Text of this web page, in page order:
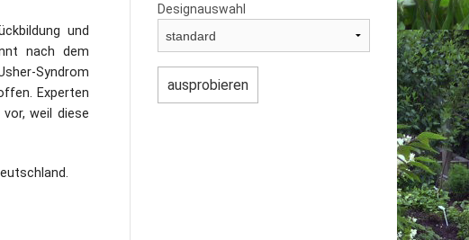
und
nach dem
Syndrom
Experten
weil diese
Designauswahl